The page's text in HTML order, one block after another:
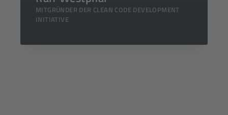
MITGRÜNDER DER CLEAN CODE DEVELOPMENT
INITIATIVE